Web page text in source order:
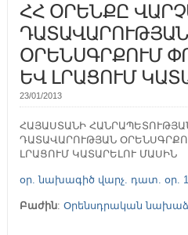
ՀՀ ՕՐԵՆՔԸ
ԴԱՏԱՎԱՐՈՒԹՅԱՆ
ՕՐԵՆՍԳՐՔՈՒՄ
ԵՎ ԼՐԱՑՈՒՄ
23/01/2013
ՀԱՅԱՍՏԱՆԻ
ԴԱՏԱՎԱՐՈՒԹՅԱՆ
ԼՐԱՑՈՒՄ ԿԱՏԱՐԵԼՈՒ ՄԱՍԻՆ
օր. նախագիծ վարչ. դատ. օր.
Բաժին: Օրենսդրական